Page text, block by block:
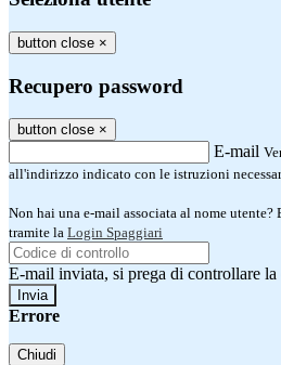
button close ×
Recupero password
button close ×
E-mail
all'indirizzo indicato con le istruzioni
Non hai una e-mail associata al nome utente?
tramite la Login Spaggiari
E-mail inviata, si prega di controllare la
Errore
Chiudi